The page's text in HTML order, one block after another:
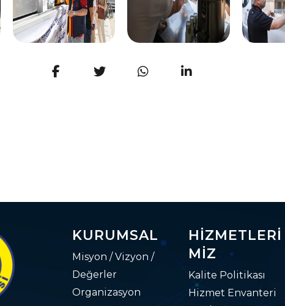
KURUMSAL
Misyon / Vizyon /
Değerler
Organizasyon
HIZMETLERI
MIZ
Kalite Politikası
Hizmet Envanteri